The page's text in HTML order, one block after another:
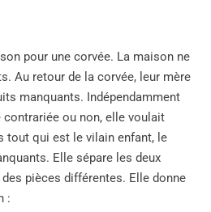
pour une corvée. La maison ne
Au retour de la corvée, leur mère
manquants. Indépendamment
contrariée ou non, elle voulait
tout qui est le vilain enfant, le
Elle sépare les deux
pièces différentes. Elle donne
: